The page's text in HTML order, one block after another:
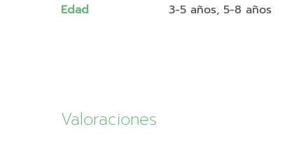
Edad
3-5 años, 5-8 años
Valoraciones